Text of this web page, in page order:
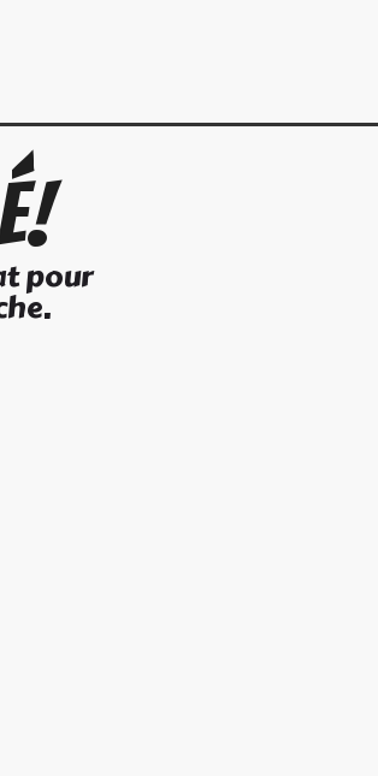
pour